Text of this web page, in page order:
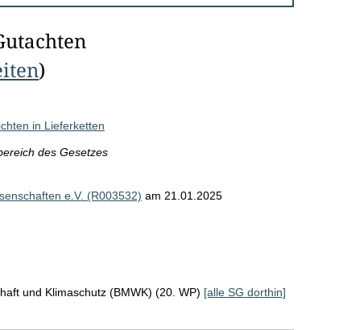
)
in Lieferketten
des Gesetzes
e.V. (R003532) am 21.01.2025
und Klimaschutz (BMWK) (20. WP) [alle SG dorthin]